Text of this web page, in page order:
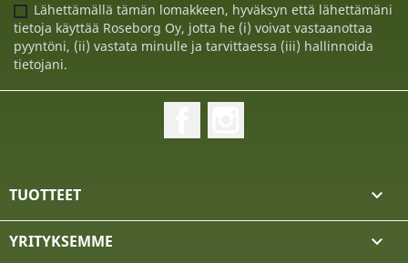
Lähettämällä tämän lomakkeen, hyväksyn että lähettämäni
tietoja käyttää Roseborg Oy, jotta he (i) voivat vastaanottaa
pyyntöni, (ii) vastata minulle ja tarvittaessa (iii) hallinnoida
tietojani.
TUOTTEET 
YRITYKSEMME 